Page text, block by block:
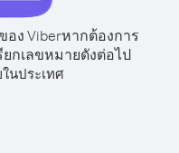
ง Viberหากต้องการ
ยกเลขหมายดังต่อไป
นประเทศ